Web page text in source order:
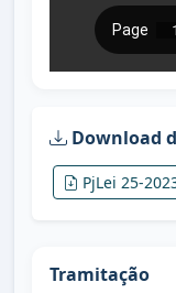
Download
PjLei 25-
Tramitação